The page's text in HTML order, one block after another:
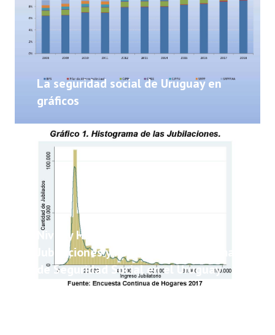
La seguridad social de Uruguay en
gráficos
Nivel y Heterogeneidad de las
Jubilaciones y Pensiones del Sistema
de Seguridad Social en el Uruguay